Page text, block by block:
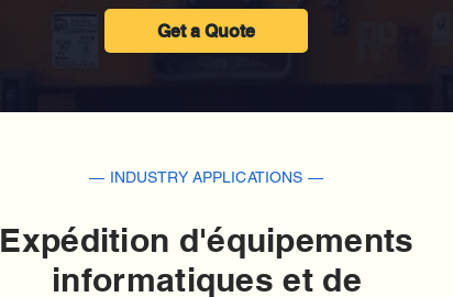
Get a Quote
— INDUSTRY APPLICATIONS —
Expédition d'équipements
informatiques et de